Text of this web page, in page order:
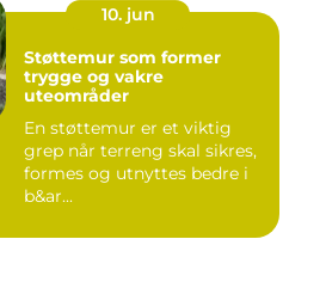
10. jun
Støttemur som former
trygge og vakre
uteområder
En støttemur er et viktig
grep når terreng skal sikres,
formes og utnyttes bedre i
b&ar...